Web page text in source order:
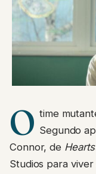
O time
Segundo
Connor, de
Studios para